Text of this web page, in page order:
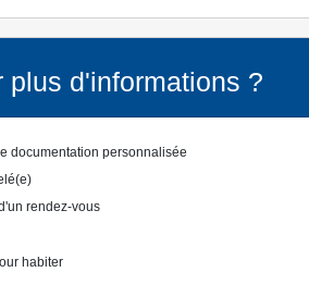
d'informations ?
documentation personnalisée
rendez-vous
habiter